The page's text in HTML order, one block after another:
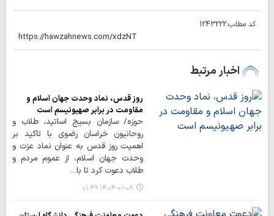
کد مطلب:1243222
اخبار مرتبط
روز قدس، نماد وحدت جهان اسلام و
مقاومت در برابر صهیونیسم است
حوزه/ سازمان بسیج اساتید، طلاب و
روحانیون خراسان رضوی با تاکید بر
اهمیت روز قدس به عنوان نماد عزت و
وحدت جهان اسلام، از عموم مردم و
طلاب دعوت کرد تا با…
۱۴۰۴-۰۱-۰۸ ۰۱:۴۹